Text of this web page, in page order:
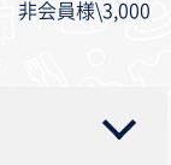
非会員様\3,000